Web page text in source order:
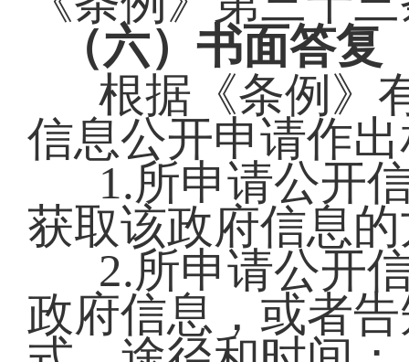
（六）书面答复
根据《条例》
信息公开申请作
1.所申请公开
获取该政府信息
2.所申请公开
政府信息，或者